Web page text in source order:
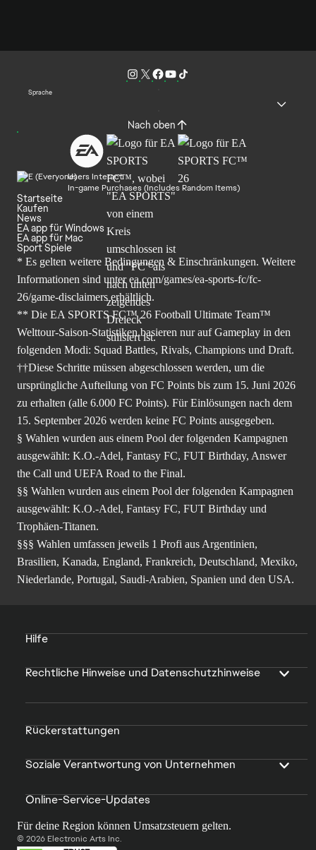
Sprache
Nach oben
Users Interact
In-game Purchases (Includes Random Items)
Startseite
Kaufen
News
EA app für Windows
EA app für Mac
Sport Spiele
* Es gelten weitere Bedingungen & Einschränkungen. Weitere
Informationen sind unterea.com/games/ea-sports-fc/fc-
26/game-disclaimers erhältlich.
** Die EA SPORTS FC™ 26 Football Ultimate Team™
Welttour-Saison-Statistiken basieren nur auf Gameplay in den
folgenden Modi: Squad Battles, Rivals, Champions und Draft.
††Diese Schritte müssen abgeschlossen werden, um die
ursprüngliche Aufteilung von FC Points bis zum 15. Juni 2026
zu erhalten (alle 6.000 FC Points). Für Einlösungen nach dem
15. September 2026 werden keine FC Points ausgegeben.
§ Wahlen wurden aus einem Pool der folgenden Kampagnen
ausgewählt: K.O.-Adel, Fantasy FC, FUT Birthday, Answer
the Call und UEFA Road to the Final.
§§ Wahlen wurden aus einem Pool der folgenden Kampagnen
ausgewählt: K.O.-Adel, Fantasy FC, FUT Birthday und
Trophäen-Titanen.
§§§ Wahlen umfassen jeweils 1 Profi aus Argentinien,
Brasilien, Kanada, England, Frankreich, Deutschland, Mexiko,
Niederlande, Portugal, Saudi-Arabien, Spanien und den USA.
Hilfe
Rechtliche Hinweise und Datenschutzhinweise
Rückerstattungen
Soziale Verantwortung von Unternehmen
Online-Service-Updates
Für deine Region können Umsatzsteuern gelten.
© 2026 Electronic Arts Inc.